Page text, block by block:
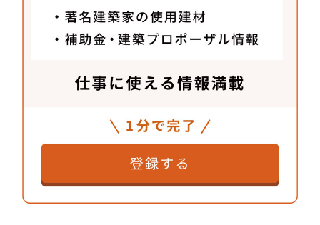
メーカーさんへ聞いた
建材開発秘話
さん
微細な調整を経て生まれた反射面